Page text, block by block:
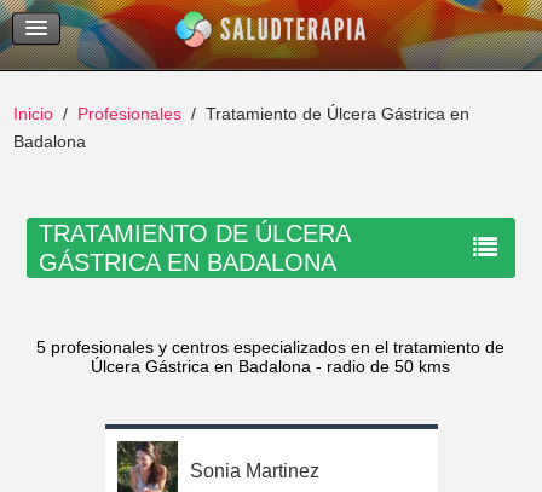
Temas Recientes
Buscar
Inicio Profesionales
Tratamiento de Úlcera Gástrica en
Badalona
TRATAMIENTO DE ÚLCERA
GÁSTRICA EN BADALONA
5 profesionales y centros especializados en el tratamiento de
Úlcera Gástrica en Badalona - radio de 50 kms
Sonia Martinez